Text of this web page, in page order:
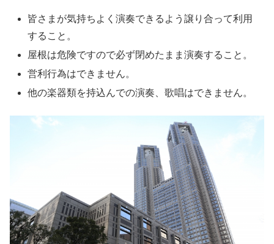
都庁「おもいでピアノ」、10月1日から利用再
開
ると発表した。新型コロナウイルスの感染拡大防止のた
め、これまで展示のみになっていた。
都庁展望室の開室時間延長及び「都庁おもいで
ピアノ」利用再開
皆さまが気持ちよく演奏できるよう譲り合って利用
すること。
屋根は危険ですので必ず閉めたまま演奏すること。
営利行為はできません。
他の楽器類を持込んでの演奏、歌唱はできません。